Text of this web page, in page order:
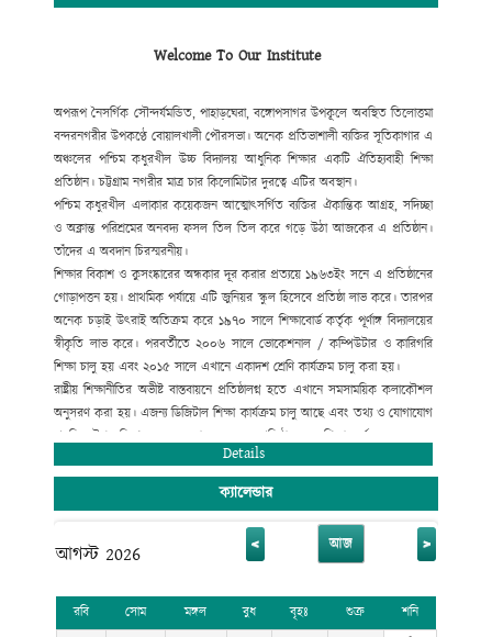
Welcome To Our Institute
অপরূপ নৈসর্গিক সৌন্দর্যমন্ডিত, পাহাড়ঘেরা, বঙ্গোপসাগর উপকূলে অবস্থিত তিলোত্তমা
বন্দরনগরীর উপকণ্ঠে বোয়ালখালী পৌরসভা। অনেক প্রতিভাশালী ব্যক্তির সূতিকাগার এ
অঞ্চলের পশ্চিম কধুরখীল উচ্চ বিদ্যালয় আধুনিক শিক্ষার একটি ঐতিহ্যবাহী শিক্ষা
প্রতিষ্ঠান। চট্টগ্রাম নগরীর মাত্র চার কিলোমিটার দুরত্বে এটির অবস্থান।
পশ্চিম কধুরখীল এলাকার কয়েকজন আত্মোৎসর্গিত ব্যক্তির ঐকান্তিক আগ্রহ, সদিচ্ছা
ও অক্লান্ত পরিশ্রমের অনবদ্য ফসল তিল তিল করে গড়ে উঠা আজকের এ প্রতিষ্ঠান।
তাঁদের এ অবদান চিরস্মরনীয়।
শিক্ষার বিকাশ ও কুসংষ্কারের অন্ধকার দূর করার প্রত্যয়ে ১৯৬৩ইং সনে এ প্রতিষ্ঠানের
গোড়াপত্তন হয়। প্রাথমিক পর্যায়ে এটি জুনিয়র স্কুল হিসেবে প্রতিষ্ঠা লাভ করে। তারপর
অনেক চড়াই উৎরাই অতিক্রম করে ১৯৭০ সালে শিক্ষাবোর্ড কর্তৃক পূর্ণাঙ্গ বিদ্যালয়ের
স্বীকৃতি লাভ করে। পরবর্তীতে ২০০৬ সালে ভোকেশনাল / কম্পিউটার ও কারিগরি
শিক্ষা চালু হয় এবং ২০১৫ সালে এখানে একাদশ শ্রেণি কার্যক্রম চালু করা হয়।
রাষ্ট্রীয় শিক্ষানীতির অভীষ্ট বাস্তবায়নে প্রতিষ্ঠালগ্ন হতে এখানে সমসাময়িক কলাকৌশল
অনুসরণ করা হয়। এজন্য ডিজিটাল শিক্ষা কার্যক্রম চালু আছে এবং তথ্য ও যোগাযোগ
প্রযুক্তির উপর বিশেষ গুরুত্ব দেয়া হয়েছে। এ প্রতিষ্ঠান হতে শিক্ষা অর্জন করে অনেক
গুণী ব্যক্তি জাতীয় ও আন্তর্জাতিক ক্ষেত্রে ভূমিকা রেখে যাচ্ছেন।
Details
ক্যালেন্ডার
আগস্ট 2026 < আজ >
রবি সোম মঙ্গল বুধ বৃহঃ শুক্র
শনি